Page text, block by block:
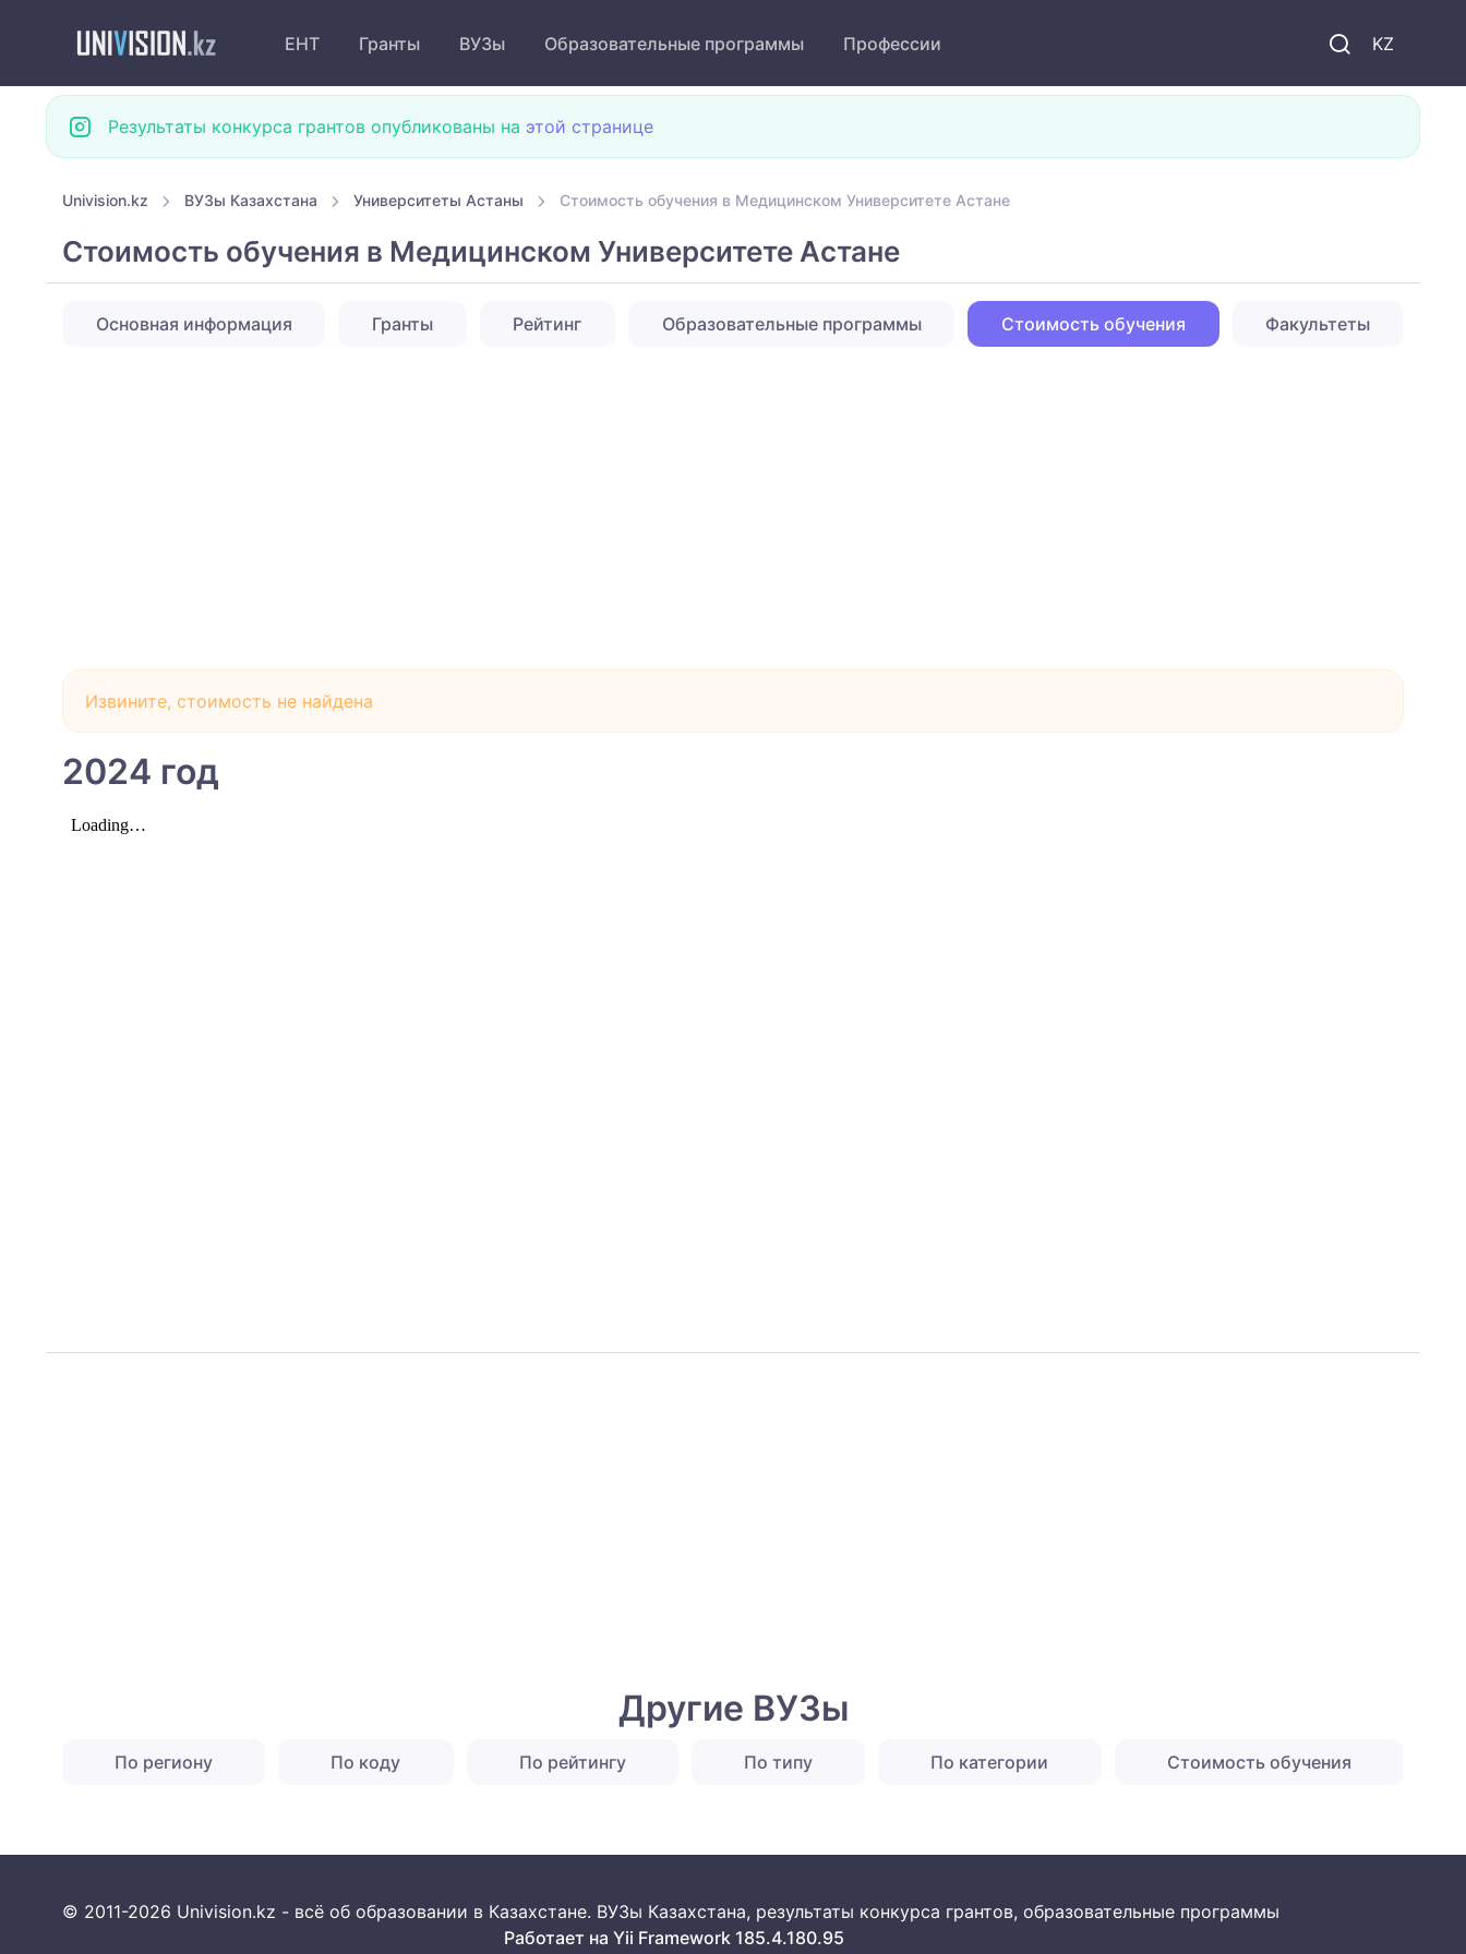
KZ
ЕНТ Гранты ВУЗы Образовательные программы Профессии
Результаты конкурса грантов опубликованы на этой странице
Univision.kz ВУЗы Казахстана Университеты Астаны Стоимость обучения в Медицинском Университете Астане
Стоимость обучения в Медицинском Университете Астане
Основная информация Гранты Рейтинг Образовательные программы Стоимость обучения Факультеты
Извините, стоимость не найдена
2024 год
Другие ВУЗы
По региону По коду По рейтингу По типу По категории Стоимость обучения
© 2011-2026 Univision.kz - всё об образовании в Казахстане. ВУЗы Казахстана, результаты конкурса грантов, образовательные программы
Работает на Yii Framework 185.4.180.95